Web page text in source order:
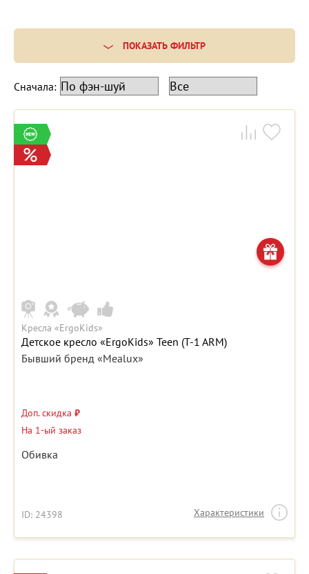
ПОКАЗАТЬ ФИЛЬТР
Сначала:
Кресла «ErgoKids»
Детское кресло «ErgoKids» Teen (T-1 ARM)
Бывший бренд «Mealux»
Доп. скидка ₽
На 1-ый заказ
Обивка
ID: 24398 Характеристики